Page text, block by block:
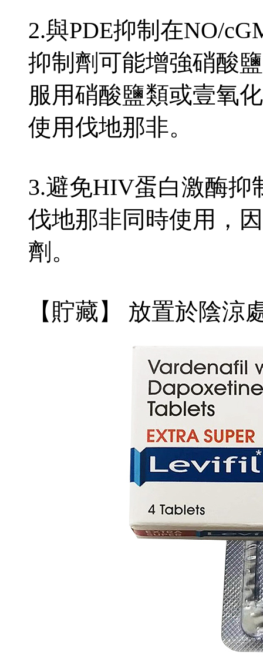
2.與PDE抑制在NO/
抑制劑可能增強硝酸
服用硝酸鹽類或壹氧
使用伐地那非。
3.避免HIV蛋白激酶抑
伐地那非同時使用，
劑。
【貯藏】 放置於陰涼